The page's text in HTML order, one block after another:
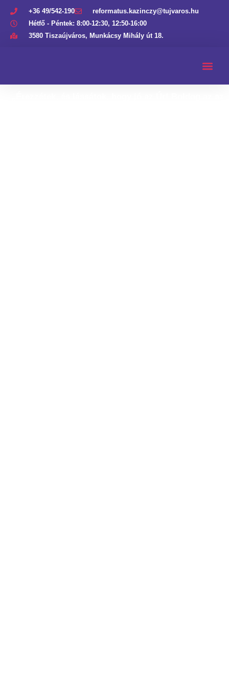
+36 49/542-190
reformatus.kazinczy@tujvaros.hu
Hétfő - Péntek: 8:00-12:30, 12:50-16:00
3580 Tiszaújváros, Munkácsy Mihály út 18.